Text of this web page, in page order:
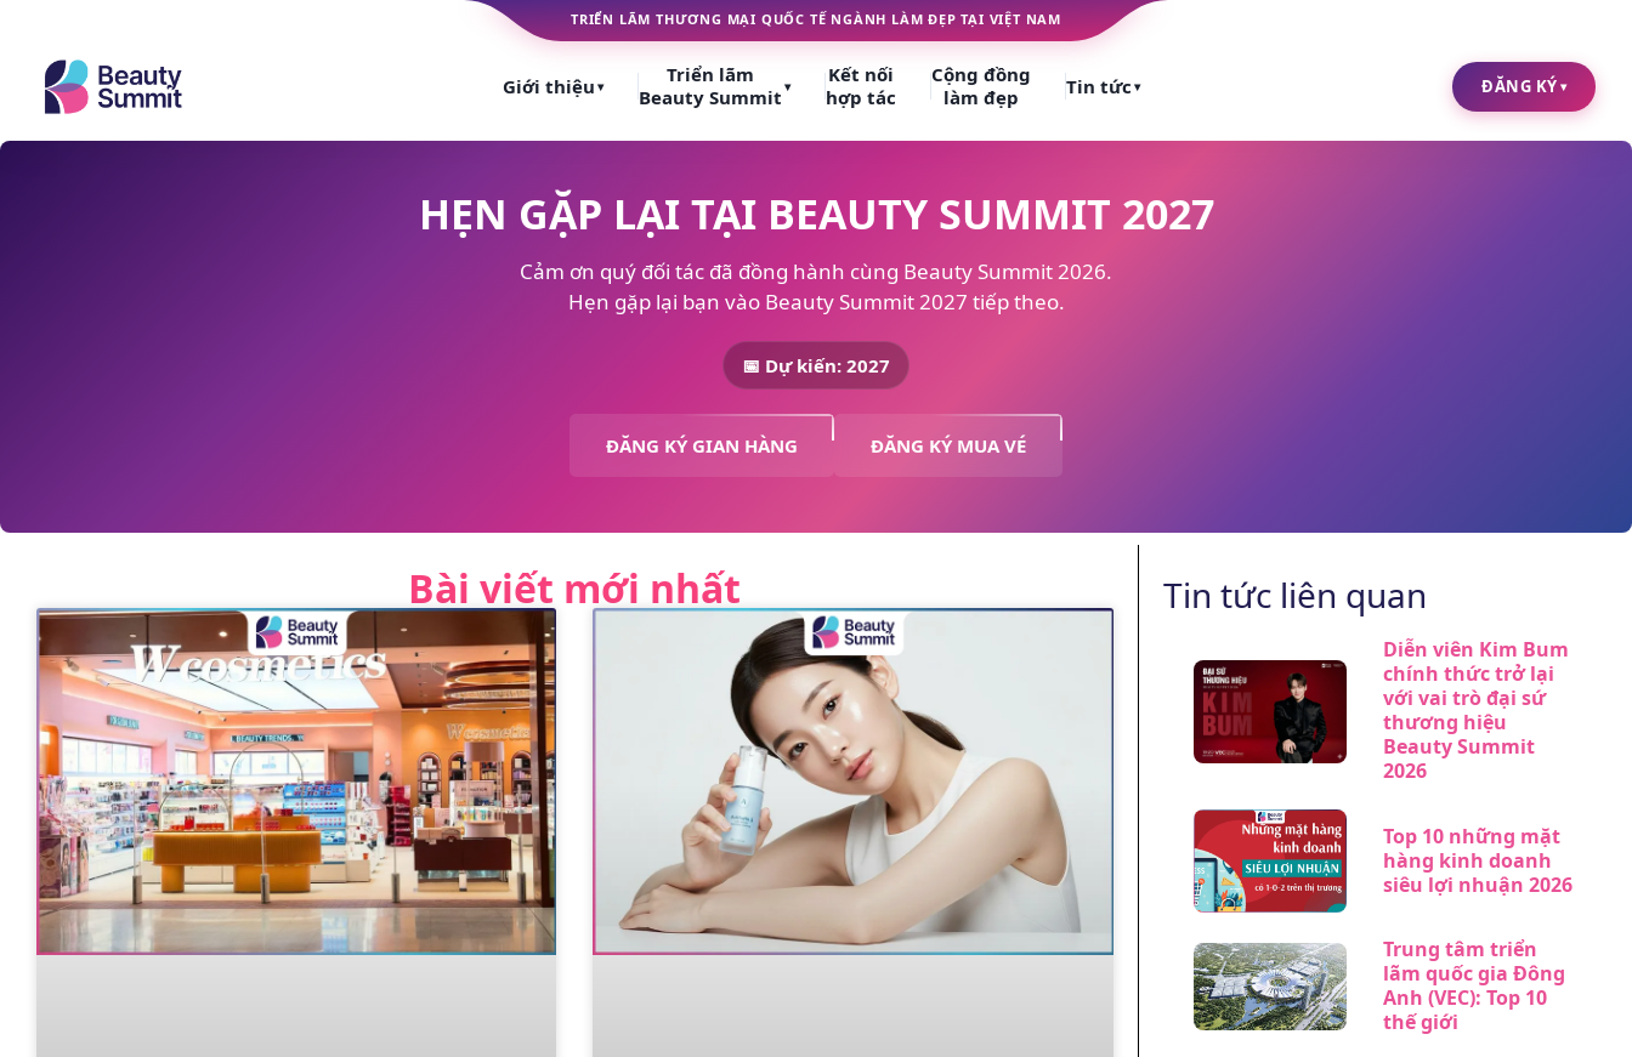
TRIỂN LÃM THƯƠNG MẠI QUỐC TẾ NGÀNH LÀM ĐẸP TẠI VIỆT NAM
Giới thiệu ▾
Triển lãm
Beauty Summit ▾
Kết nối
hợp tác
Cộng đồng
làm đẹp
Tin tức ▾ ĐĂNG KÝ ▾
HẸN GẶP LẠI TẠI BEAUTY SUMMIT 2027
Cảm ơn quý đối tác đã đồng hành cùng Beauty Summit 2026.
Hẹn gặp lại bạn vào Beauty Summit 2027 tiếp theo.
📅 Dự kiến: 2027
ĐĂNG KÝ GIAN HÀNG ĐĂNG KÝ MUA VÉ
Bài viết mới nhất Tin tức liên quan
Diễn viên Kim Bum
chính thức trở lại
với vai trò đại sứ
thương hiệu
Beauty Summit
2026
Top 10 những mặt
hàng kinh doanh
siêu lợi nhuận 2026
Trung tâm triển
lãm quốc gia Đông
Anh (VEC): Top 10
thế giới